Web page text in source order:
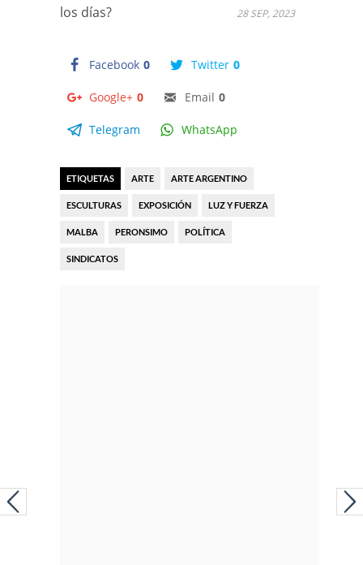
los días?
Facebook 0 Twitter 0
Google+ 0 Email 0
Telegram WhatsApp
28 SEP, 2023
ETIQUETAS ARTE ARTE ARGENTINO
ESCULTURAS EXPOSICIÓN LUZ Y FUERZA
MALBA PERONSIMO POLÍTICA
SINDICATOS